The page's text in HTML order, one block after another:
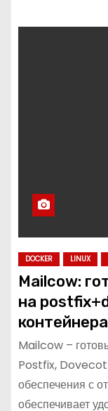
DOCKER LINUX
Mailcow:
на
Mailcow –
Postfix, Dovecot
обеспечения с
обеспечивает